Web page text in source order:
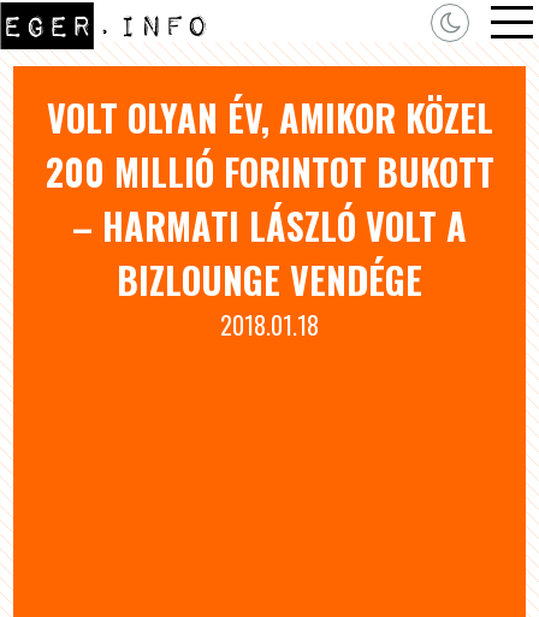
VOLT OLYAN ÉV, AMIKOR KÖZEL
200 MILLIÓ FORINTOT BUKOTT
– HARMATI LÁSZLÓ VOLT A
BIZLOUNGE VENDÉGE
2018.01.18